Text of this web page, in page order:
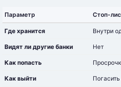
Параметр Стоп-
Где хранится Внутри
Видят ли другие банки Нет
Как попасть
Как выйти